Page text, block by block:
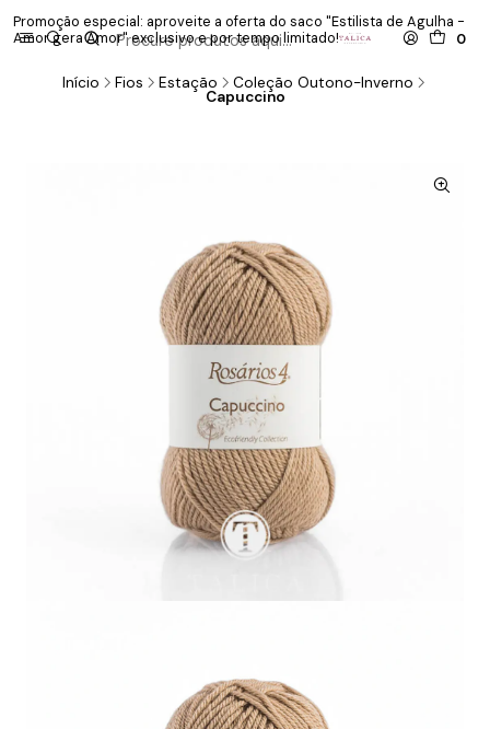
0
Promoção especial: aproveite a oferta do saco "Estilista de Agulha -
Amor gera Amor" exclusivo e por tempo limitado!
Início Fios Estação Coleção Outono-Inverno
Capuccino